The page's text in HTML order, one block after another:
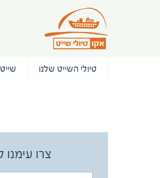
טיולי השייט שלנו
צרו